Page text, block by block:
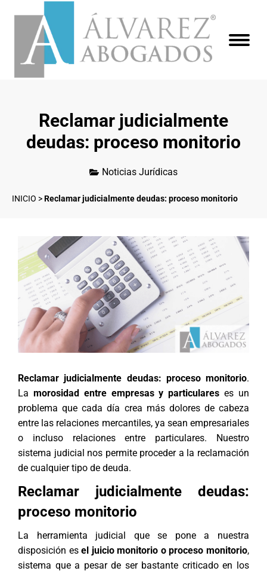
Reclamar judicialmente
deudas: proceso monitorio
Noticias Jurídicas
INICIO >Reclamar judicialmente deudas: proceso monitorio
Reclamar judicialmente deudas: proceso monitorio.
La morosidad entre empresas y particulares es un
problema que cada día crea más dolores de cabeza
entre las relaciones mercantiles, ya sean empresariales
o incluso relaciones entre particulares. Nuestro
sistema judicial nos permite proceder a la reclamación
de cualquier tipo de deuda.
Reclamar judicialmente deudas:
proceso monitorio
La herramienta judicial que se pone a nuestra
disposición esel juicio monitorio o proceso monitorio,
sistema que a pesar de ser bastante criticado en los